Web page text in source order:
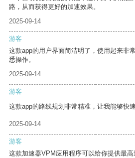
路，从而获得更好的加速效果。
2025-09-14
游客
这款app的用户界面简洁明了，使用起来非
悉操作。
2025-09-14
游客
这款app的路线规划非常精准，让我能够快
2025-09-14
游客
这款加速器VPM应用程序可以给你提供最